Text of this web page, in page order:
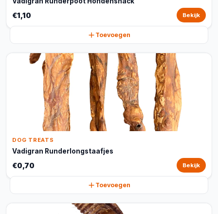
€1,10 Bekijk
Toevoegen
DOG TREATS
Vadigran Runderlongstaafjes
€0,70 Bekijk
Toevoegen